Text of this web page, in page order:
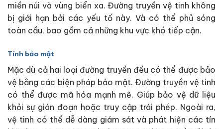
miền núi và vùng biển xa. Đường truyền vệ tinh không
bị giới hạn bởi các yếu tố này. Và có thể phủ sóng
toàn cầu, bao gồm cả những khu vực khó tiếp cận.
Tính bảo mật
Mặc dù cả hai loại đường truyền đều có thể được bảo
vệ bằng các biện pháp bảo mật. Đường truyền vệ tinh
có thể được mã hóa mạnh mẽ. Giúp bảo vệ dữ liệu
khỏi sự gián đoạn hoặc truy cập trái phép. Ngoài ra,
vệ tinh có thể dễ dàng giám sát và phát hiện các tín